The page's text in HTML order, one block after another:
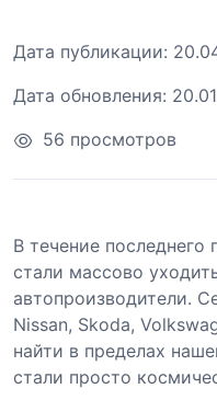
Дата публикации:
Дата обновления:
56 просмотров
В течение последнего
стали массово
автопроизводители.
Nissan, Skoda,
найти в пределах
стали просто